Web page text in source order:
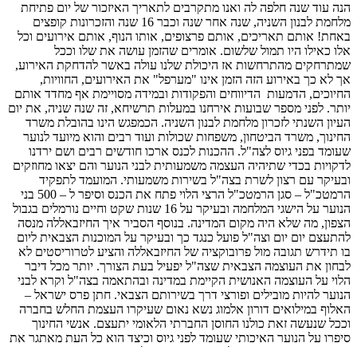
הנה עוד שנה חלפה לה ואנו מתקרבים לתאריך האיזכור של יום פתיחת
מלחמת לבנון השניה, שנה אחר שנה וכבר 16 שנה והזכרונות קופצים
באחת! אותם תאריכים, אותם פרצופים, אותו הנוף, אותם אירועים וכל
אלו כאילו היו תמול שלשום. אומרים שהזמן עושה את שלו וככל
שמתרחקים מהתרחשות אז היכולת שלנו עולה באשר להדחקת האירוע,
אך לא כך באירוע הזה הזמן אינו "מערפל" את האירועים, החוויות,
החיוכים, הדמעות הדיווחים והפקודות ובמידה מסויימת אף מחדד אותם
יותר. לפני מספר שבועות אירחנו במעלות תרשיחא, זה שנה שניה, את יום
העיון השנתי לזכרון מלחמת לבנון השניה. הכמפגש הינו בהובלת משרד
החינוך, משרד הביטחון, משפחות שכולות ועוד רבים והוא מיועד לנוער
שעומד בפני גיוס לצה"ל. ההכנות לכנס ארכו חודשים רבים ושם ירדנו
לדקויות בכדי שתיהיה העצמה משמעותית לבני הנוער והם יצאו מחוזקים
ובעיקר עם רצון לשרת בצה"ל בשירות משמעותי. המועמד לתפקיד
הרמטכ"ל – סגן הרמטכ"ל הרצי הלוי פתח את הכנס וסיפר ל – 500 בני
הנוער על הישגי המלחמה ובעיקר על 16 שנות שקט וחיים נורמלים בגבול
הצפון, מה שלא היה מקום המדינה. בנוסף הסביר איך החיזבאללה מנסה
להתעצם יום יום וצה"ל פועל כנגד כך ובעיקר על המוכנות הצבאית ליום
בו תידרש תגובה מול פרובוקציה של החיזבאללה והציע לטרוריסטים לא
לבחון את העוצמה הצבאית שצה"ל יפעיל בעת הצורך. יותר מכל דיבר
הלוי על העוצמה האנושית הקיימת במדינה ובהתאמה בצה"ל וקרא לבני
הנוער להיות מובילים ופורצי דרך בשירותם הצבאי. חתן פרס ישראל –
האלוף במילואים דורון אלמוג נשא נאום שעיקרו העצמת החלש בחברה
וככל שנעשה זאת כולנו החוסן החברתי הלאומי יתעצם. אנשי החינוך
סיפרו על הנוער האיכותי שעומד לפני גיוס וכיצד הוא כל העת מאתגר את